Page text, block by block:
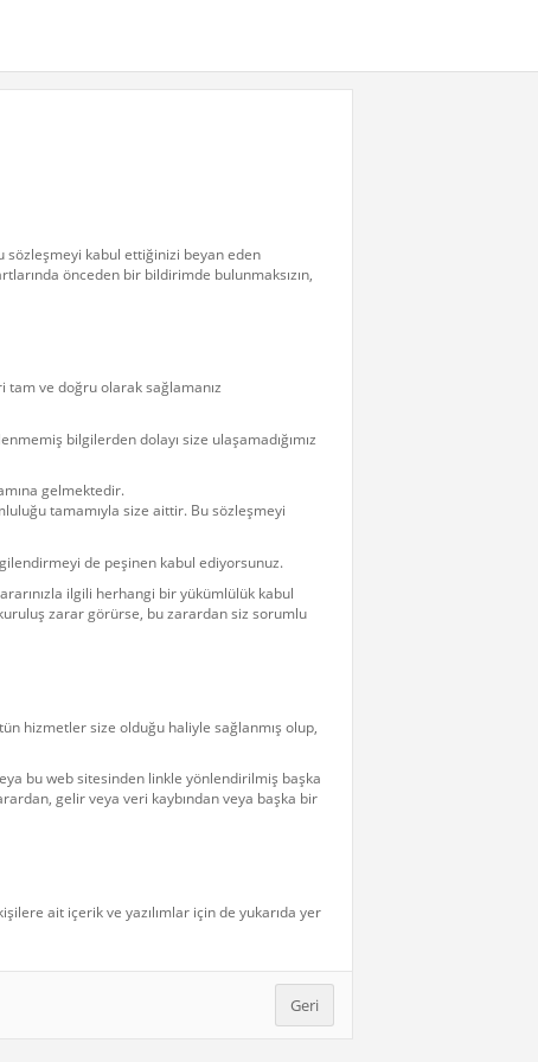
sözleşmeyi kabul ettiğinizi beyan eden
önceden bir bildirimde bulunmaksızın,
tam ve doğru olarak sağlamanız
bilgilerden dolayı size ulaşamadığımız
gelmektedir.
tamamıyla size aittir. Bu sözleşmeyi
de peşinen kabul ediyorsunuz.
ilgili herhangi bir yükümlülük kabul
zarar görürse, bu zarardan siz sorumlu
hizmetler size olduğu haliyle sağlanmış olup,
bu web sitesinden linkle yönlendirilmiş başka
gelir veya veri kaybından veya başka bir
ait içerik ve yazılımlar için de yukarıda yer
Geri